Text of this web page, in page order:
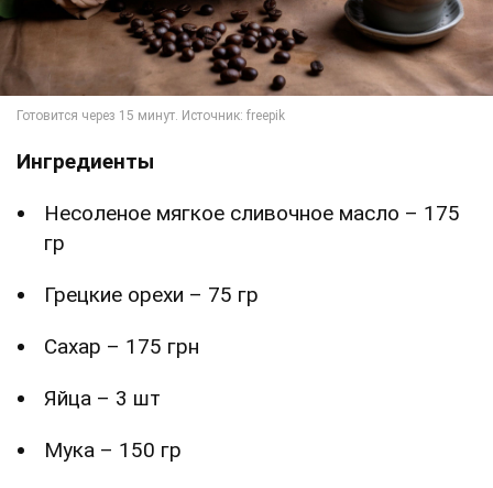
Ингредиенты
Несоленое мягкое сливочное масло – 175
гр
Грецкие орехи – 75 гр
Сахар – 175 грн
Яйца – 3 шт
Мука – 150 гр